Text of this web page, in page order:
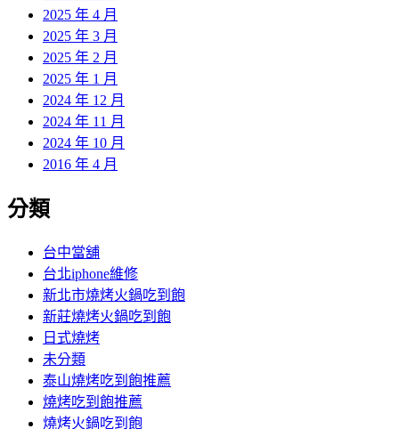
2025 年 4 月
2025 年 3 月
2025 年 2 月
2025 年 1 月
2024 年 12 月
2024 年 11 月
2024 年 10 月
2016 年 4 月
分類
台中當舖
台北iphone維修
新北市燒烤火鍋吃到飽
新莊燒烤火鍋吃到飽
日式燒烤
未分類
泰山燒烤吃到飽推薦
燒烤吃到飽推薦
燒烤火鍋吃到飽